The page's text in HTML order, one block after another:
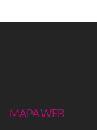
MAPA WEB